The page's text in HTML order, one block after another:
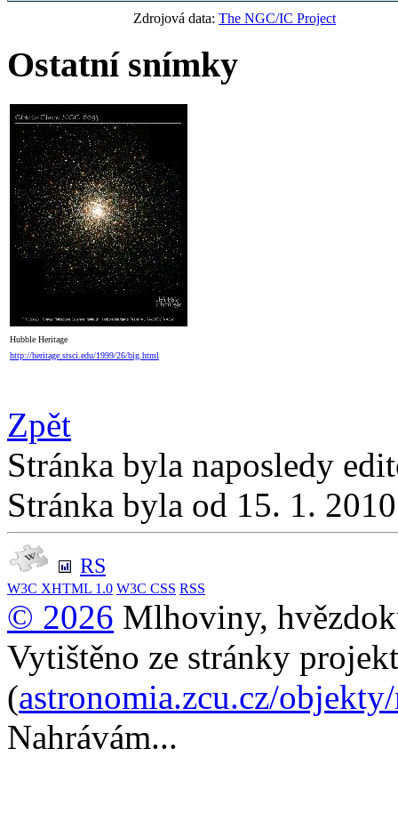
Zdrojová data: The NGC/IC Project
Ostatní snímky
Hubble Heritage
http://heritage.stsci.edu/1999/26/big.html
Zpět
Stránka byla naposledy
Stránka byla od 15. 1.
RS
W3C XHTML 1.0 W3C CSS RSS
© 2026 Mlhoviny,
Vytištěno ze stránky
(astronomia.zcu.cz/
Nahrávám...